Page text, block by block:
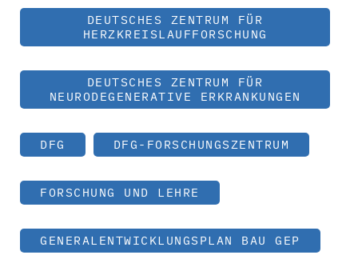
DEUTSCHES ZENTRUM FÜR
HERZKREISLAUFFORSCHUNG
DEUTSCHES ZENTRUM FÜR
NEURODEGENERATIVE ERKRANKUNGEN
DFG DFG-FORSCHUNGSZENTRUM
FORSCHUNG UND LEHRE
GENERALENTWICKLUNGSPLAN BAU GEP